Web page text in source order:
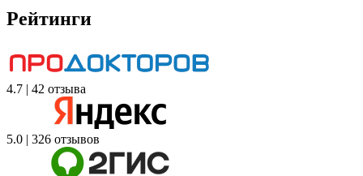
Рейтинги
4.7 | 42 отзыва
5.0 | 326 отзывов